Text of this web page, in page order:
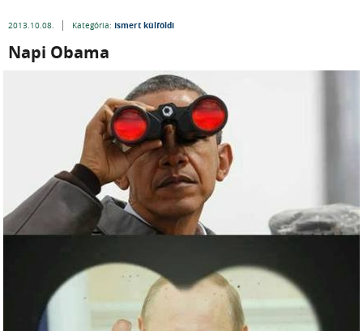
2013.10.08. Kategória: Ismert külföldi
Napi Obama